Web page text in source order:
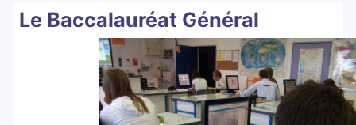
Le Baccalauréat Général